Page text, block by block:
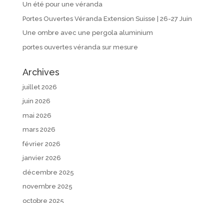
Un été pour une véranda
Portes Ouvertes Véranda Extension Suisse | 26-27 Juin
Une ombre avec une pergola aluminium
portes ouvertes véranda sur mesure
Archives
juillet 2026
juin 2026
mai 2026
mars 2026
février 2026
janvier 2026
décembre 2025
novembre 2025
octobre 2025